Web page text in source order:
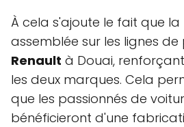
À cela s'ajoute le fait que la
assemblée sur les lignes
Renault à Douai,
les deux marques. Cela
que les passionnés de
bénéficieront d'une